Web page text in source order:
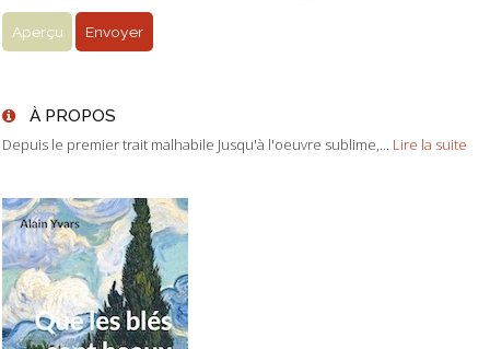
À PROPOS
Depuis le premier trait malhabile Jusqu'à l'oeuvre sublime,... Lire la suite